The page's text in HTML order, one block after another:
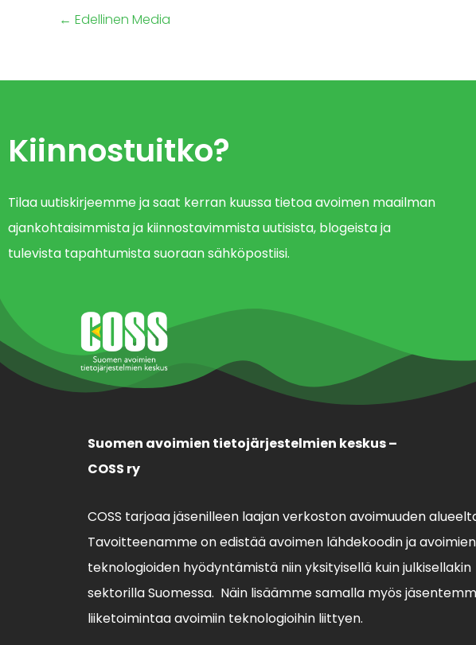
← Edellinen Media
Kiinnostuitko?
Tilaa uutiskirjeemme ja saat kerran kuussa tietoa avoimen maailman
ajankohtaisimmista ja kiinnostavimmista uutisista, blogeista ja
tulevista tapahtumista suoraan sähköpostiisi.
Suomen avoimien tietojärjestelmien keskus –
COSS ry
COSS tarjoaa jäsenilleen laajan verkoston avoimuuden
Tavoitteenamme on edistää avoimen lähdekoodin ja avoimien
teknologioiden hyödyntämistä niin yksityisellä kuin julkisellakin
sektorilla Suomessa. Näin lisäämme samalla myös
liiketoimintaa avoimiin teknologioihin liittyen.